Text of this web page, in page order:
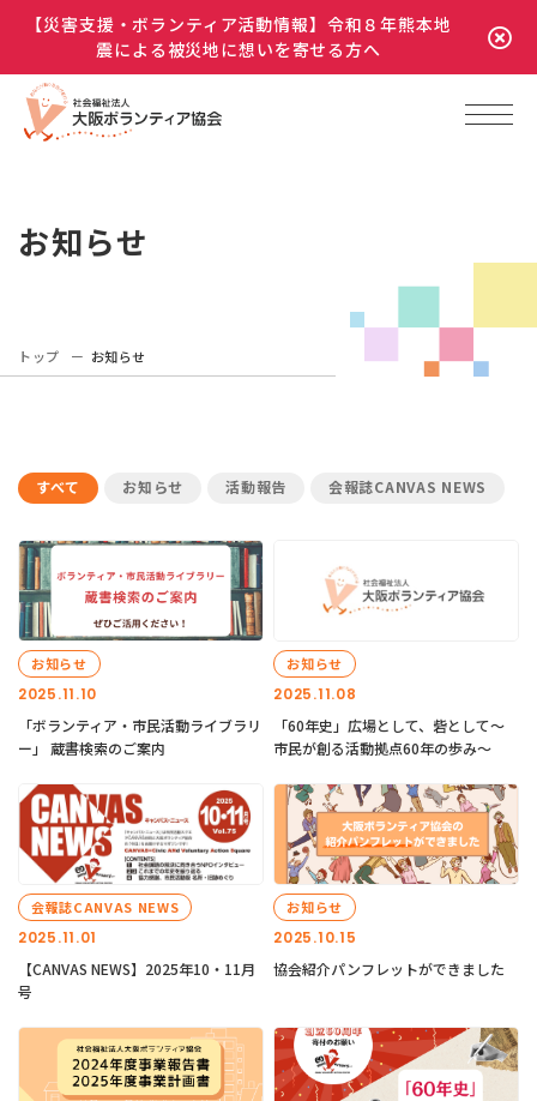
【災害支援・ボランティア活動情報】令和８年熊本地
震による被災地に想いを寄せる方へ
お知らせ
トップ お知らせ
すべて お知らせ 活動報告 会報誌CANVAS NEWS
2025.11.10
お知らせ
「ボランティア・市民活動ライブラリ
ー」 蔵書検索のご案内
2025.11.08
お知らせ
「60年史」広場として、砦として～
市民が創る活動拠点60年の歩み～
2025.11.01
会報誌CANVAS NEWS
【CANVAS NEWS】2025年10・11月
号
2025.10.15
お知らせ
協会紹介パンフレットができました